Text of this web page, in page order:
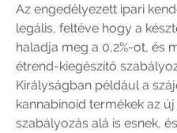
Az engedélyezett ipari
legális, feltéve hogy a
haladja meg a 0,2%-ot, és
étrend-kiegészítő
Királyságban például a
kannabinoid termékek az
szabályozás alá is esnek,